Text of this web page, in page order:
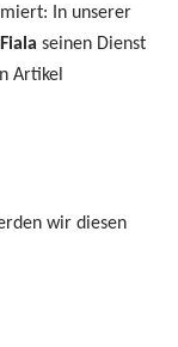
In unserer
seinen Dienst
Artikel
wir diesen